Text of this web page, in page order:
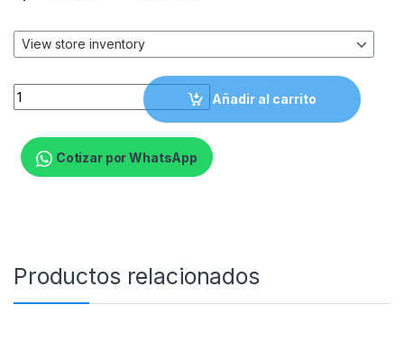
Xtech - Video adapter - 19 pin HDMI Type A - VGA - Black -
Añadir al carrito
Cotizar por WhatsApp
Productos relacionados